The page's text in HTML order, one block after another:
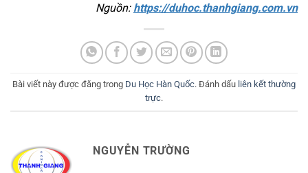
Nguồn: https://duhoc.thanhgiang.com.vn
Bài viết này được đăng trong Du Học Hàn Quốc. Đánh dấu liên kết thường
trực.
NGUYỄN TRƯỜNG